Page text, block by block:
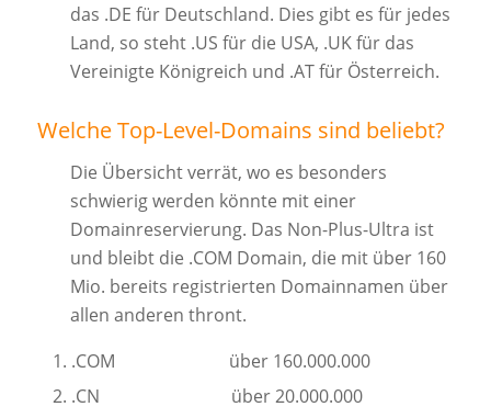
das .DE für Deutschland. Dies gibt es für jedes
Land, so steht .US für die USA, .UK für das
Vereinigte Königreich und .AT für Österreich.
Welche Top-Level-Domains sind beliebt?
Die Übersicht verrät, wo es besonders
schwierig werden könnte mit einer
Domainreservierung. Das Non-Plus-Ultra ist
und bleibt die .COM Domain, die mit über 160
Mio. bereits registrierten Domainnamen über
allen anderen thront.
.COM über 160.000.000
.CN über 20.000.000